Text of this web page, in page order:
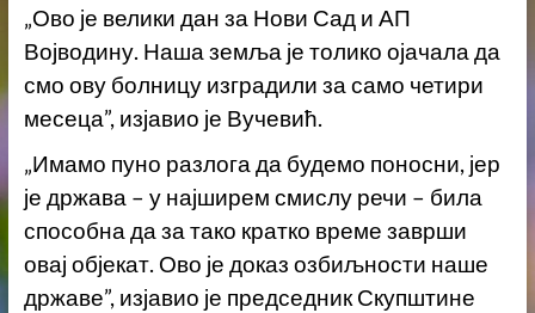
„Ово је велики дан за Нови Сад и АП
Војводину. Наша земља је толико ојачала да
смо ову болницу изградили за само четири
месеца”, изјавио је Вучевић.
„Имамо пуно разлога да будемо поносни, јер
је држава – у најширем смислу речи – била
способна да за тако кратко време заврши
овај објекат. Ово је доказ озбиљности наше
државе”, изјавио је председник Скупштине